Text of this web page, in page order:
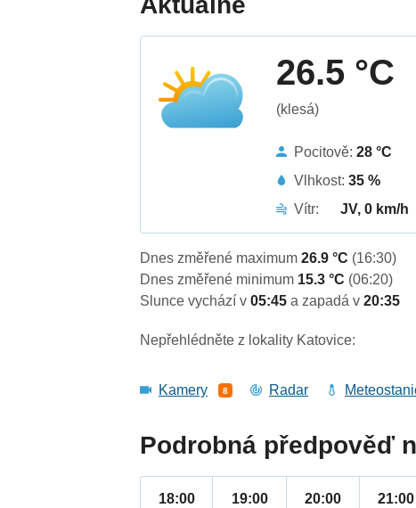
26.5 °C
(klesá)
Pocitově:28 °C
Vlhkost:35 %
Vítr:
JV, 0 km/h
Dnes změřené maximum26.9 °C (16:30)
Dnes změřené minimum 15.3 °C (06:20)
Slunce vychází v05:45a zapadá v20:35
Nepřehlédněte z lokality Katovice:
Kamery 8 Radar
Podrobná předpověď
18:00 19:00 20:00 21:00